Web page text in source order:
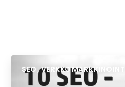
SEO,VERKKOMARKKINOINTI